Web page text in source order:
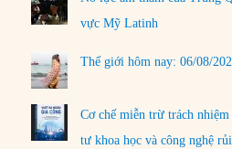
vực Mỹ Latinh
Thế giới hôm nay: 06/08/
Cơ chế miễn trừ trách
tư khoa học và công nghệ